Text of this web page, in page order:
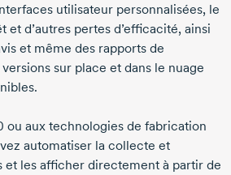
utilisateur personnalisées, le
et d’autres pertes d’efficacité, ainsi
et même des rapports de
sur place et dans le nuage
ou aux technologies de fabrication
automatiser la collecte et
et les afficher directement à partir de